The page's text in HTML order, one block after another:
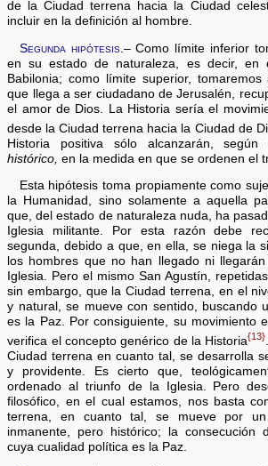
de la Ciudad terrena hacia la Ciudad
incluir en la definición al hombre.
Segunda hipótesis.– Como límite inferior
en su estado de naturaleza, es decir, en
Babilonia; como límite superior,
que llega a ser ciudadano de Jerusalén,
el amor de Dios. La Historia sería el
desde la Ciudad terrena hacia la Ciudad de
Historia positiva sólo alcanzarán,
histórico, en la medida en que se ordenen el
Esta hipótesis toma propiamente como
la Humanidad, sino solamente a aquella
que, del estado de naturaleza nuda, ha
Iglesia militante. Por esta razón debe
segunda, debido a que, en ella, se niega la
los hombres que no han llegado ni
Iglesia. Pero el mismo San Agustín,
sin embargo, que la Ciudad terrena, en el
y natural, se mueve con sentido, buscando
es la Paz. Por consiguiente, su movimiento
verifica el concepto genérico de la Historia{13}
Ciudad terrena en cuanto tal, se desarrolla
y providente. Es cierto que,
ordenado al triunfo de la Iglesia. Pero
filosófico, en el cual estamos, nos basta
terrena, en cuanto tal, se mueve por
inmanente, pero histórico; la consecución
cuya cualidad política es la Paz.